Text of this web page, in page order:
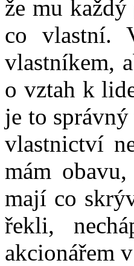
že mu
co vlastní.
vlastníkem,
o vztah k
je to správný
vlastnictví
mám
mají co
řekli,
akcionářem